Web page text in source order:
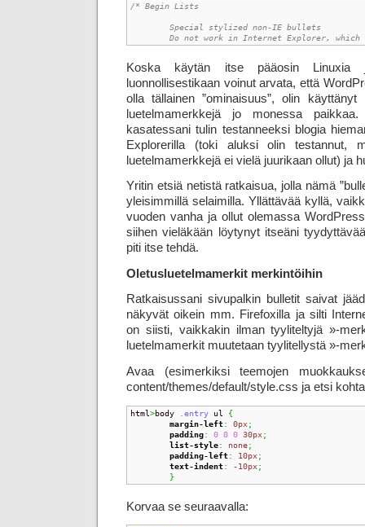
/* Begin Lists
Do not work in Internet Explorer,
Koska käytän itse pääosin Linuxia
luonnollisestikaan voinut arvata, että
olla tällainen ”ominaisuus”, olin
luetelmamerkkejä jo monessa
kasatessani tulin testanneeksi blogia
Explorerilla (toki aluksi olin testannut,
luetelmamerkkejä ei vielä juurikaan ollut) ja
Yritin etsiä netistä ratkaisua, jolla nämä
yleisimmillä selaimilla. Yllättävää kyllä,
vuoden vanha ja ollut olemassa
siihen vieläkään löytynyt itseäni
piti itse tehdä.
Oletusluetelmamerkit merkintöihin
Ratkaisussani sivupalkin bulletit saivat
näkyvät oikein mm. Firefoxilla ja silti
on siisti, vaikkakin ilman tyyliteltyjä »-
luetelmamerkit muutetaan tyylitellystä »-
Avaa (esimerkiksi teemojen
content/themes/default/style.css ja etsi
html>body .entry ul {
margin-left: 0px;
padding: 0 0 0 30px;
list-style: none;
padding-left: 10px;
text-indent: -10px;
}
Korvaa se seuraavalla: